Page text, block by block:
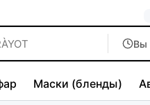
Вы
Маски (бленды)